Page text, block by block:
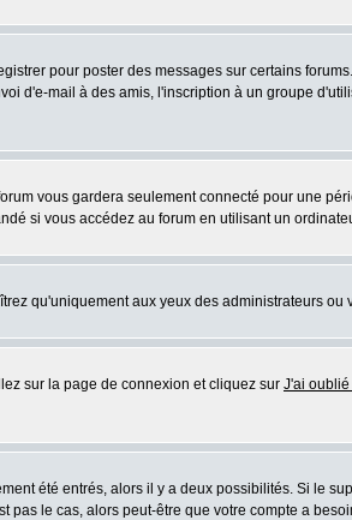
pour poster des messages sur certains
d'e-mail à des amis, l'inscription à un groupe
vous gardera seulement connecté pour une
si vous accédez au forum en utilisant un
qu'uniquement aux yeux des administrateurs
sur la page de connexion et cliquez sur J'ai oublié
été entrés, alors il y a deux possibilités. Si le
le cas, alors peut-être que votre compte a